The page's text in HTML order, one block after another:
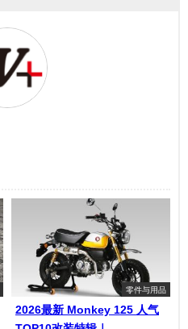
零件与用品
2026最新 Monkey 125 人气